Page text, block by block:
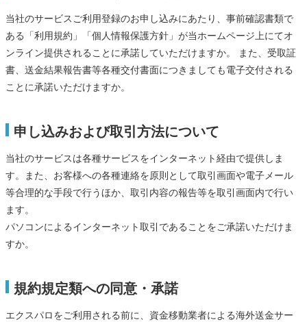
当社のサービスご利用登録のお申し込みにあたり、事前確認書類で
ある「利用規約」「個人情報保護方針」が当ホームページ上にてオ
ンライン提供されることに承諾していただけますか。 また、受取証
書、送金結果報告書等各種交付書面につきましても電子交付される
ことに承諾いただけますか。
申し込みおよび取引方法について
当社のサービスは各種サービスをインターネット経由で提供しま
す。また、お客様への各種連絡を原則として取引画面や電子メール
等合理的な手段で行うほか、取引内容の報告等を取引画面内で行い
ます。
パソコンによるインターネット取引であることをご承諾いただけま
すか。
規約規定類への同意・承諾
エクスパロをご利用される前に、資金移動業者による海外送金サー